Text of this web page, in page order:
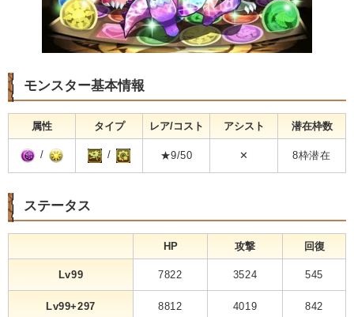
モンスター基本情報
属性 タイプ レア/コスト アシスト 潜在枠数
/ / ★9/50 ✕ 8枠潜在
ステータス
HP 攻撃 回復
Lv99 7822 3524 545
Lv99+297 8812 4019 842